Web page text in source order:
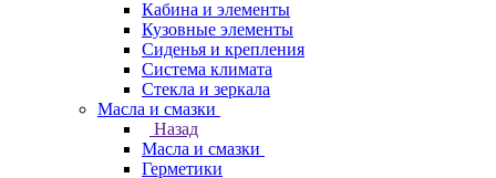
Кабина и элементы
Кузовные элементы
Сиденья и крепления
Система климата
Стекла и зеркала
Масла и смазки
Назад
Масла и смазки
Герметики